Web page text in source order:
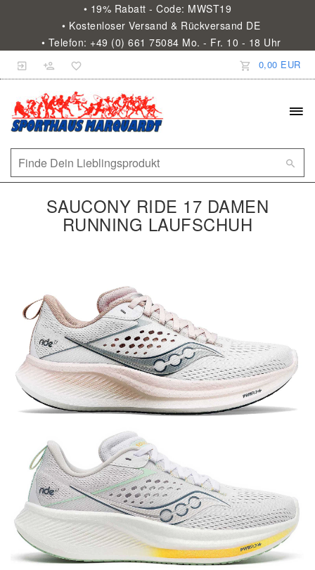
• 19% Rabatt - Code: MWST19
• Kostenloser Versand & Rückversand DE
• Telefon: +49 (0) 661 75084 Mo. - Fr. 10 - 18 Uhr
0,00 EUR
SAUCONY RIDE 17 DAMEN
RUNNING LAUFSCHUH